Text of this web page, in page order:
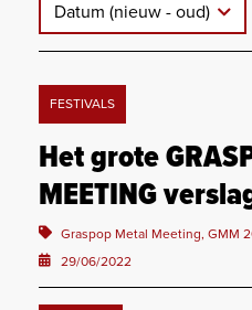
Datum (nieuw - oud)
FESTIVALS
Het grote
MEETING
Graspop Metal Meeting, GMM
29/06/2022